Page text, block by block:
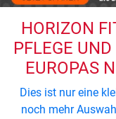
HORIZON
PFLEGE
EUROPAS
Dies ist nur eine
noch mehr